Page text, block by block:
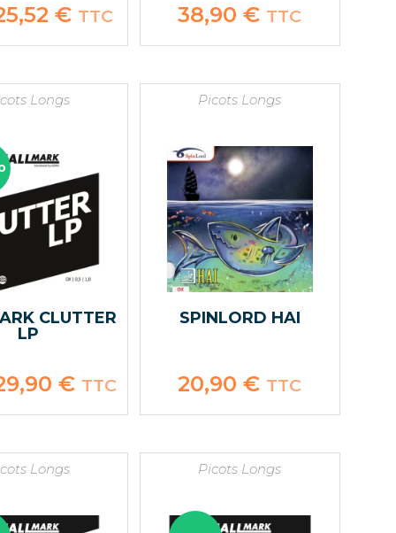
:
€Le
prix
est :
TTC 38,90€ TTC
Longs
CLUTTER
LP
:
€Le
prix
est :
TTC
Picots Longs
SPINLORD HAI
20,90€ TTC
Longs Picots Longs